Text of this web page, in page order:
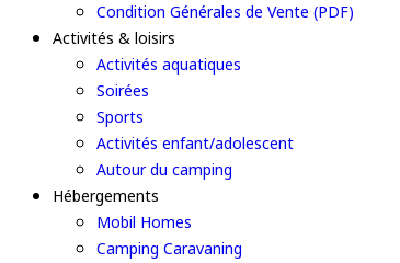
Condition Générales de Vente (PDF)
Activités & loisirs
Activités aquatiques
Soirées
Sports
Activités enfant/adolescent
Autour du camping
Hébergements
Mobil Homes
Camping Caravaning